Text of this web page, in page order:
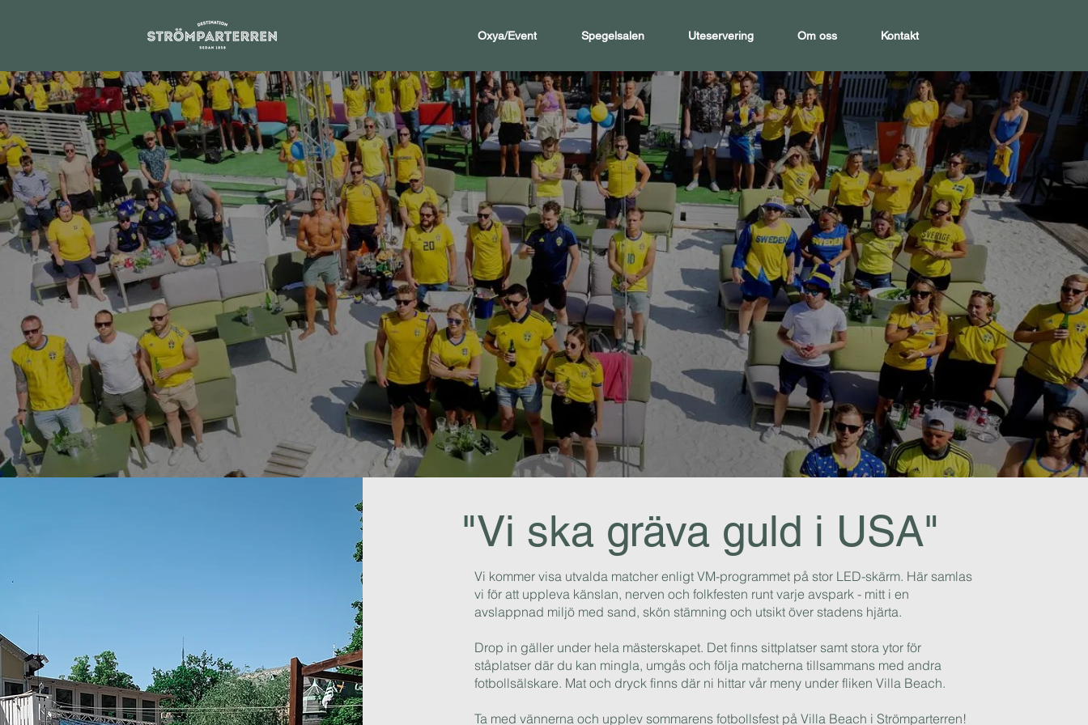
Oxya/Event Spegelsalen Uteservering Om oss Kontakt
Följ slutspelet hos oss på Strömparterren!
"Vi ska gräva guld i USA"
Vi kommer visa utvalda matcher enligt VM-programmet på stor LED-skärm. Här samlas
vi för att uppleva känslan, nerven och folkfesten runt varje avspark - mitt i en
avslappnad miljö med sand, skön stämning och utsikt över stadens hjärta.
Drop in gäller under hela mästerskapet. Det finns sittplatser samt stora ytor för
ståplatser där du kan mingla, umgås och följa matcherna tillsammans med andra
fotbollsälskare. Mat och dryck finns där ni hittar vår meny under fliken Villa Beach.
Ta med vännerna och upplev sommarens fotbollsfest på Villa Beach i Strömparterren!